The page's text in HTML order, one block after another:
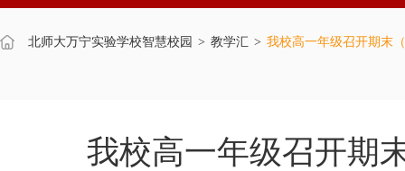
北师大万宁实验学校智慧校园 > 教学汇 > 我校高一年级召开期末
我校高一年级召开期